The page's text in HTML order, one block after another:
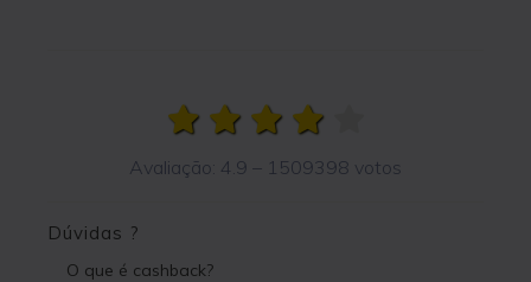
Avaliação: 4.9 – 1509398 votos
Dúvidas ?
O que é cashback?